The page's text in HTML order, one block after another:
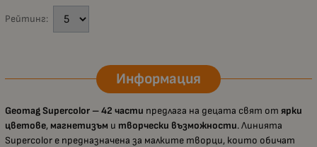
Рейтинг:
Информация
Geomag Supercolor – 42 части предлага на децата свят от ярки
цветове,магнетизъм и творчески възможности. Линията
Supercolor е предназначена за малките творци, които обичат